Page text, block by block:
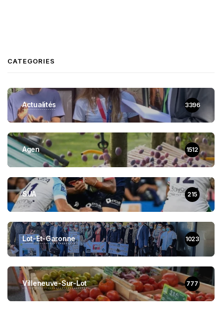
CATEGORIES
Actualités 3396
Agen 1512
SUA 215
Lot-Et-Garonne 1023
Villeneuve-Sur-Lot 777